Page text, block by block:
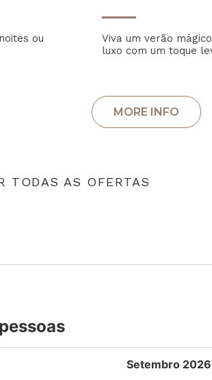
Viva um verão
luxo com um toque
ou
TODAS AS OFERTAS
Setembro 2026